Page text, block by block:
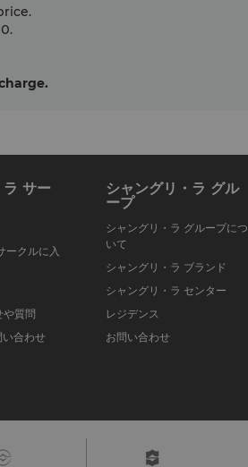
ラ サー
ークルに入
や質問
合わせ
シャングリ・ラ グル
ープ
シャングリ・ラ グループにつ
いて
シャングリ・ラ ブランド
シャングリ・ラ センター
レジデンス
お問い合わせ